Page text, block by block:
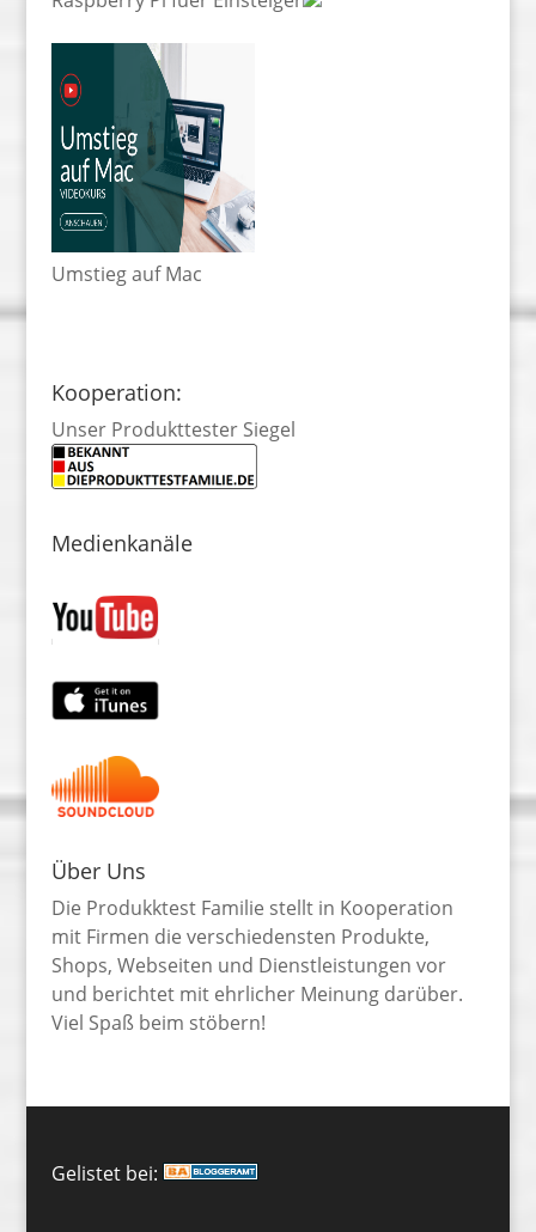
Umstieg auf Mac
Kooperation:
Unser Produkttester Siegel
Medienkanäle
Über Uns
Die Produkktest Familie stellt in Kooperation
mit Firmen die verschiedensten Produkte,
Shops, Webseiten und Dienstleistungen vor
und berichtet mit ehrlicher Meinung darüber.
Viel Spaß beim stöbern!
Gelistet bei: